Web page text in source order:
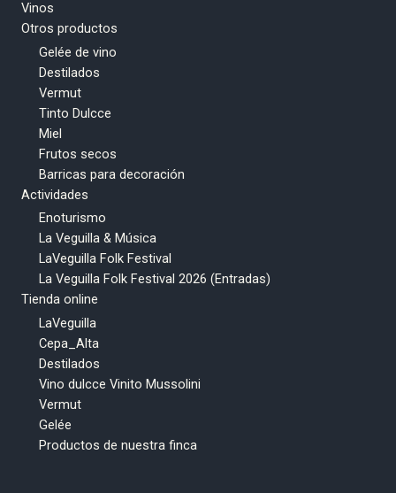
Vinos
Otros productos
Gelée de vino
Destilados
Vermut
Tinto Dulcce
Miel
Frutos secos
Barricas para decoración
Actividades
Enoturismo
La Veguilla & Música
LaVeguilla Folk Festival
La Veguilla Folk Festival 2026 (Entradas)
Tienda online
LaVeguilla
Cepa_Alta
Destilados
Vino dulcce Vinito Mussolini
Vermut
Gelée
Productos de nuestra finca